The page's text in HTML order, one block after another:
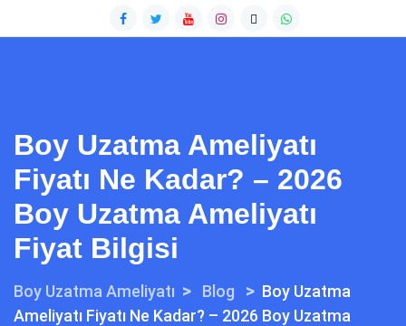
Boy Uzatma Ameliyatı
Fiyatı Ne Kadar? – 2026
Boy Uzatma Ameliyatı
Fiyat Bilgisi
Boy Uzatma Ameliyatı > Blog > Boy Uzatma
Ameliyatı Fiyatı Ne Kadar? – 2026 Boy Uzatma